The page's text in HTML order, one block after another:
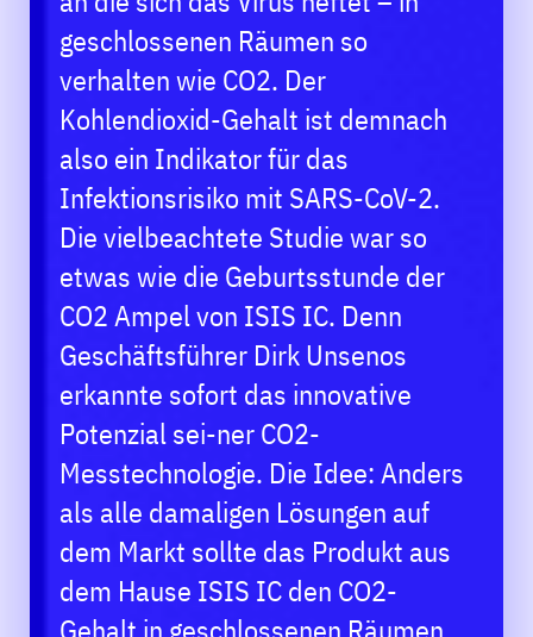
geschlossenen Räumen so
verhalten wie CO2. Der
Kohlendioxid-Gehalt ist demnach
also ein Indikator für das
Infektionsrisiko mit SARS-CoV-2.
Die vielbeachtete Studie war so
etwas wie die Geburtsstunde der
CO2 Ampel von ISIS IC. Denn
Geschäftsführer Dirk Unsenos
erkannte sofort das innovative
Potenzial sei-ner CO2-
Messtechnologie. Die Idee: Anders
als alle damaligen Lösungen auf
dem Markt sollte das Produkt aus
dem Hause ISIS IC den CO2-
Gehalt in geschlossenen Räumen